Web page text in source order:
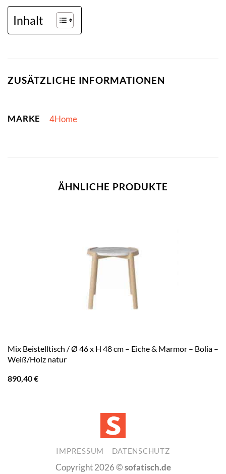
Inhalt
ZUSÄTZLICHE INFORMATIONEN
MARKE 4Home
ÄHNLICHE PRODUKTE
Mix Beistelltisch / Ø 46 x H 48 cm – Eiche & Marmor – Bolia –
Weiß/Holz natur
890,40€
IMPRESSUM DATENSCHUTZ
Copyright 2026 ©sofatisch.de